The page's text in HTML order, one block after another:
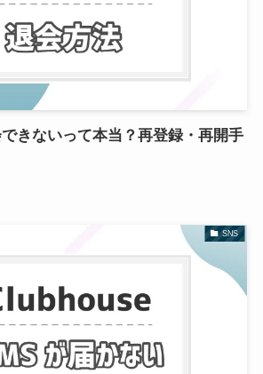
きないって本当？再登録・再開手
SNS